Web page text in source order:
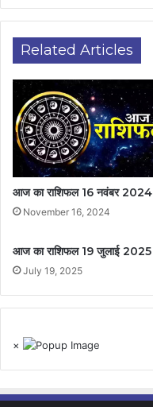
Related Articles
आज का राशिफल 16 नवंबर 2024
November 16, 2024
आज का राशिफल 19 जुलाई 2025
July 19, 2025
×